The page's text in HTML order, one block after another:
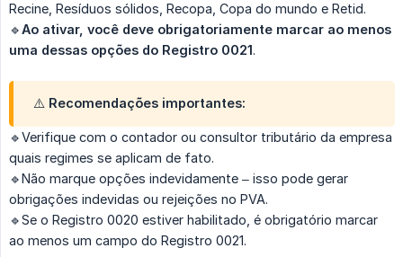
Recine, Resíduos sólidos, Recopa, Copa do mundo e Retid.
🔹Ao ativar, você deve obrigatoriamente marcar ao menos
uma dessas opções do Registro 0021.
⚠️ Recomendações importantes:
🔹Verifique com o contador ou consultor tributário da empresa
quais regimes se aplicam de fato.
🔹Não marque opções indevidamente – isso pode gerar
obrigações indevidas ou rejeições no PVA.
🔹Se o Registro 0020 estiver habilitado, é obrigatório marcar
ao menos um campo do Registro 0021.